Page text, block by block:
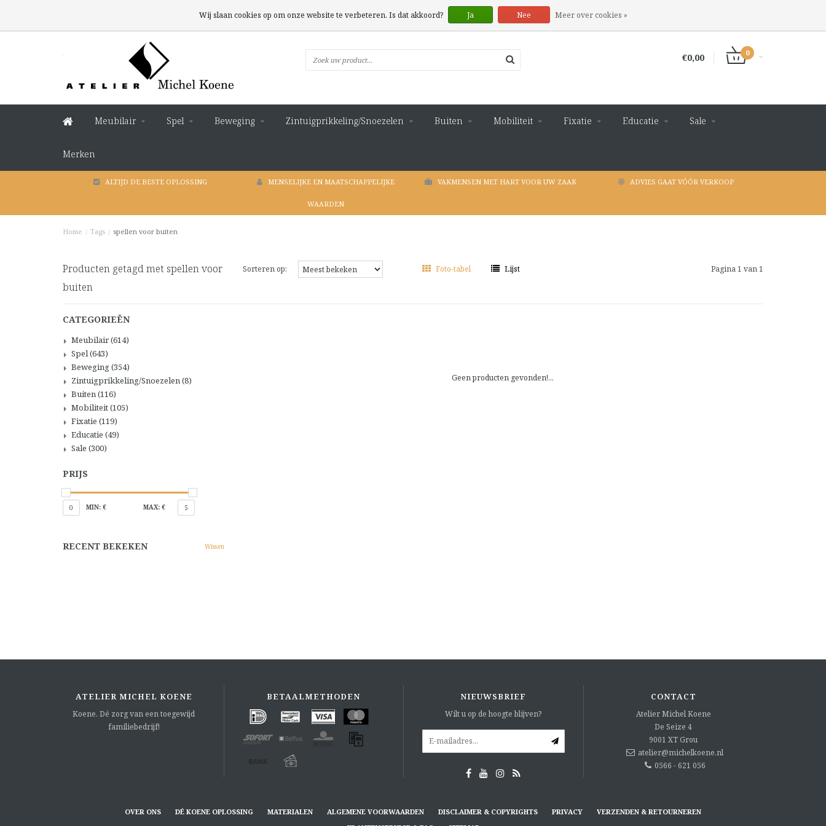
€0,00 0
Meubilair Spel Beweging Zintuigprikkeling/Snoezelen Buiten Mobiliteit Fixatie Educatie Sale
Merken
ALTIJD DE BESTE OPLOSSING MENSELIJKE EN MAATSCHAPPELIJKE
WAARDEN
VAKMENSEN MET HART VOOR UW ZAAK ADVIES GAAT VÓÓR VERKOOP
Home / Tags / spellen voor buiten
Producten getagd met spellen voor
buiten
Sorteren op: Foto-tabel Lijst Pagina 1 van 1
CATEGORIEËN
Meubilair(614)
Spel(643)
Beweging(354)
Zintuigprikkeling/Snoezelen(8)
Buiten(116)
Mobiliteit(105)
Fixatie (119)
Educatie (49)
Sale (300)
PRIJS
0 MIN: € MAX: € 5
RECENT BEKEKEN Wissen
Geen producten gevonden!...
ATELIER MICHEL KOENE
Koene. Dé zorg van een toegewijd
familiebedrijf!
BETAALMETHODEN NIEUWSBRIEF
Wilt u op de hoogte blijven?
CONTACT
Atelier Michel Koene
De Seize 4
9001 XT Grou
atelier@michelkoene.nl
0566 - 621 056
OVER ONS DÉ KOENE OPLOSSING MATERIALEN ALGEMENE VOORWAARDEN DISCLAIMER & COPYRIGHTS PRIVACY
VERZENDEN & RETOURNEREN
Wij slaan cookies op om onze website te verbeteren. Is dat akkoord? Ja Nee Meer over cookies »